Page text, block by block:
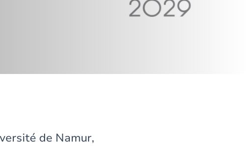
de Namur,